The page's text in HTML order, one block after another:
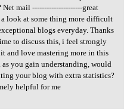
mail ---------------------great
look at some thing more difficult
blogs everyday. Thanks
to discuss this, i feel strongly
and love mastering more in this
you gain understanding, would
your blog with extra statistics?
helpful for me